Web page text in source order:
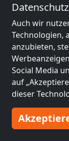
Auch wir
Technologien,
anzubieten,
Social Media
auf
dieser